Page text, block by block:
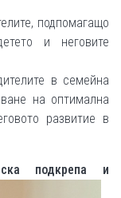
подпомагащо
и неговите
в семейна
на оптимална
развитие в
подкрепа и